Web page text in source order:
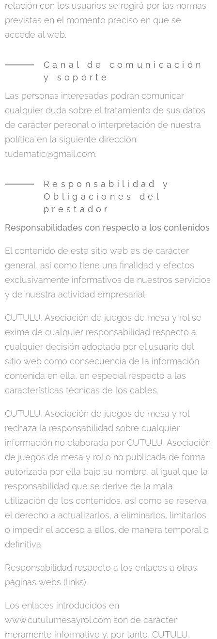
relación con los usuarios se regirá por las normas
previstas en el momento preciso en que se
accede al web.
Canal de comunicación
y soporte
Las personas interesadas podrán comunicar
cualquier duda sobre el tratamiento de sus datos
de carácter personal o interpretación de nuestra
política en la siguiente dirección: ​
tudematic@gmail.com.
Responsabilidad y
Obligaciones del
prestador
Responsabilidades con respecto a los contenidos
El contenido de este sitio web es de carácter
general, así como tiene una finalidad y efectos
exclusivamente informativos de nuestros servicios
y de nuestra actividad empresarial.
CUTULU, Asociación de juegos de mesa y rol se
exime de cualquier responsabilidad respecto a
cualquier decisión adoptada por el usuario del
sitio web como consecuencia de la información
contenida en ella, en especial respecto a las
características técnicas de los cables.
CUTULU, Asociación de juegos de mesa y rol
rechaza la responsabilidad sobre cualquier
información no elaborada por CUTULU, Asociación
de juegos de mesa y rol o no publicada de forma
autorizada por ella bajo su nombre, al igual que la
responsabilidad que se derive de la mala
utilización de los contenidos, así como se reserva
el derecho a actualizarlos, a eliminarlos, limitarlos
o impedir el acceso a ellos, de manera temporal o
definitiva.
Responsabilidad respecto a los enlaces a otras
páginas webs (links)
Los enlaces introducidos en
www.cutulumesayrol.com son de carácter
meramente informativo y, por tanto, CUTULU,